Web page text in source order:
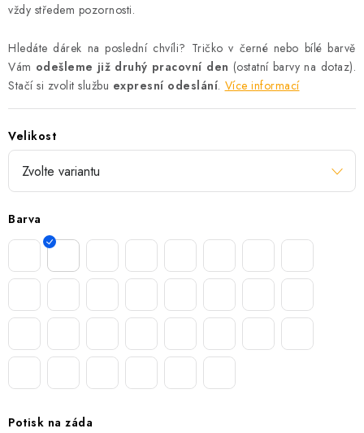
vždy středem pozornosti.
Hledáte dárek na poslední chvíli? Tričko v černé nebo bílé barvě
Vám odešleme již druhý pracovní den (ostatní barvy na dotaz).
Stačí si zvolit službu expresní odeslání. Více informací
Velikost
Barva
Potisk na záda